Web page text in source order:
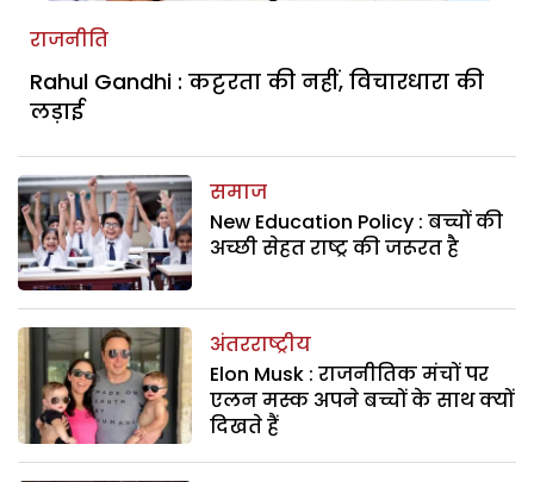
राजनीति
Rahul Gandhi : कट्टरता की नहीं, विचारधारा की
लड़ाई
समाज
New Education Policy : बच्चों की
अच्छी सेहत राष्ट्र की जरूरत है
अंतरराष्ट्रीय
Elon Musk : राजनीतिक मंचों पर
एलन मस्क अपने बच्चों के साथ क्यों
दिखते हैं